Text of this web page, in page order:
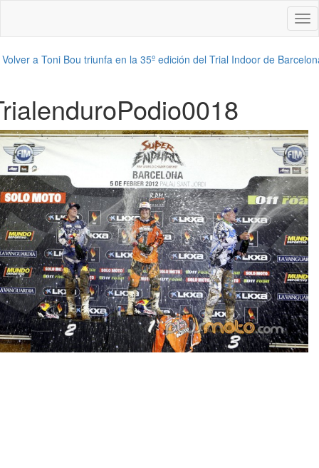
Volver a Toni Bou triunfa en la 35º edición del Trial Indoor de